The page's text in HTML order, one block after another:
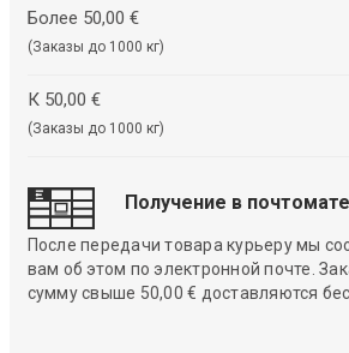
Более 50,00 €
(Заказы до 1000 кг)
К 50,00 €
(Заказы до 1000 кг)
Получение в почтомате
После передачи товара курьеру мы
вам об этом по электронной почте.
сумму свыше 50,00 € доставляются